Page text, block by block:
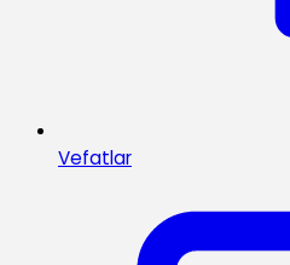
Vefatlar